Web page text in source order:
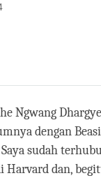
Ngwang
dengan
sudah
Harvard dan,